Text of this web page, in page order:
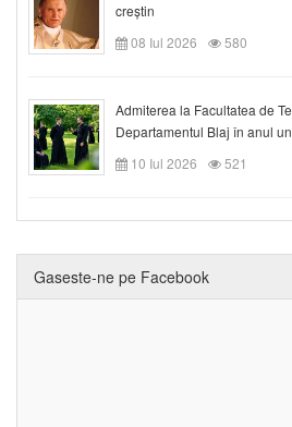
creștin
08 Iul 2026
580
Admiterea la Facultatea de
Departamentul Blaj în anul
10 Iul 2026
521
Gaseste-ne pe Facebook